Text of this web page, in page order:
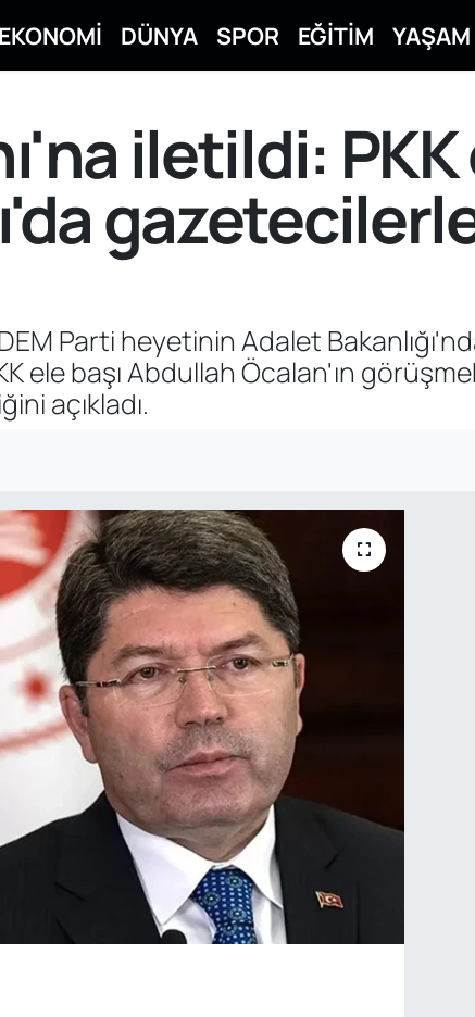
EKONOMİ DÜNYA SPOR EĞİTİM YAŞAM
iletildi: PKK
Parti heyetinin Adalet
ele başı Abdullah Öcalan'ın
açıkladı.